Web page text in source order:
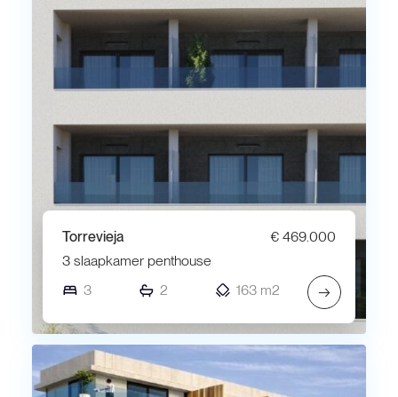
Torrevieja
€ 469.000
3 slaapkamer penthouse
3
2 163 m2 →